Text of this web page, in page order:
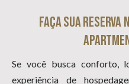
Faça sua reserva
Se você busca conforto,
experiência de